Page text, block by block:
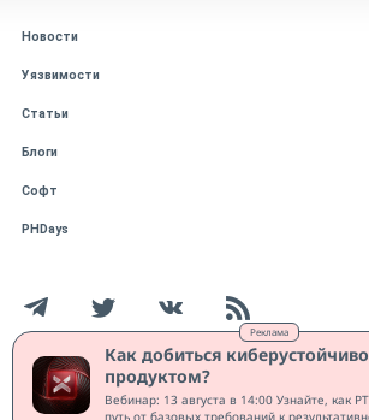
Реклама
Как добиться
продуктом?
Вебинар: 13 августа в 14:00 Узнайте, как
путь от базовых требований к
Новости
Уязвимости
Статьи
Блоги
Софт
PHDays
Работает на CMS "1С-Битрикс: Управление сайтом"
Защищено CURATOR